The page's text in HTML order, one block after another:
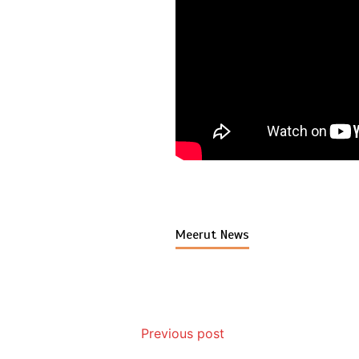
Meerut News
Previous post